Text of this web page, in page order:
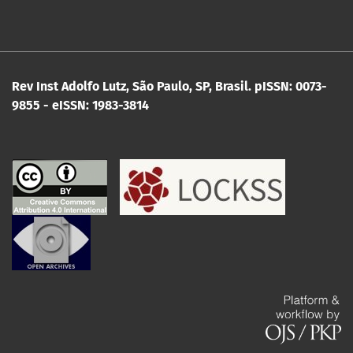
Rev Inst Adolfo Lutz, São Paulo, SP, Brasil. pISSN: 0073-
9855 - eISSN: 1983-3814